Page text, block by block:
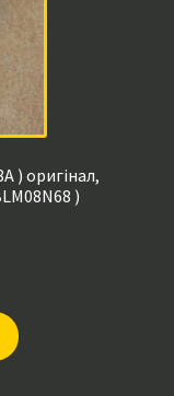
) оригінал,
)